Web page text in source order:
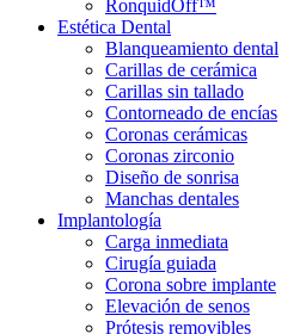
RonquidOff™
Estética Dental
Blanqueamiento dental
Carillas de cerámica
Carillas sin tallado
Contorneado de encías
Coronas cerámicas
Coronas zirconio
Diseño de sonrisa
Manchas dentales
Implantología
Carga inmediata
Cirugía guiada
Corona sobre implante
Elevación de senos
Prótesis removibles